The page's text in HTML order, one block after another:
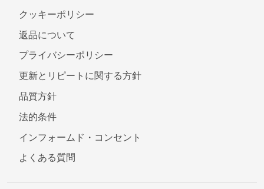
クッキーポリシー
返品について
プライバシーポリシー
更新とリピートに関する方針
品質方針
法的条件
インフォームド・コンセント
よくある質問